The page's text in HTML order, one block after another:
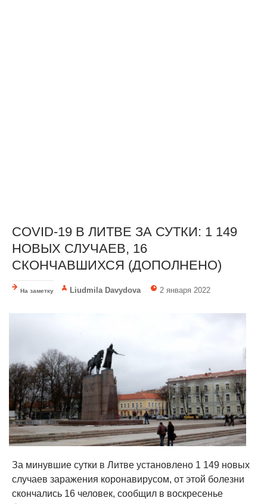
COVID-19 В ЛИТВЕ ЗА СУТКИ: 1 149
НОВЫХ СЛУЧАЕВ, 16
СКОНЧАВШИХСЯ (ДОПОЛНЕНО)
На заметку Liudmila Davydova 2 января 2022
За минувшие сутки в Литве установлено 1 149 новых
случаев заражения коронавирусом, от этой болезни
скончались 16 человек, сообщил в воскресенье